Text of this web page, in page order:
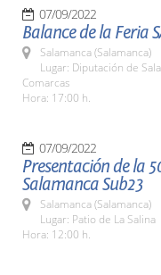
07/09/2022
Balance de la Feria
Salamanca (Salamanca)
Lugar: Diputación de
Comarcas
Hora: 17:00 h.
07/09/2022
Presentación de la
Salamanca Sub23
Salamanca (Salamanca)
Lugar: Patio de La Salina
Hora: 12:00 h.